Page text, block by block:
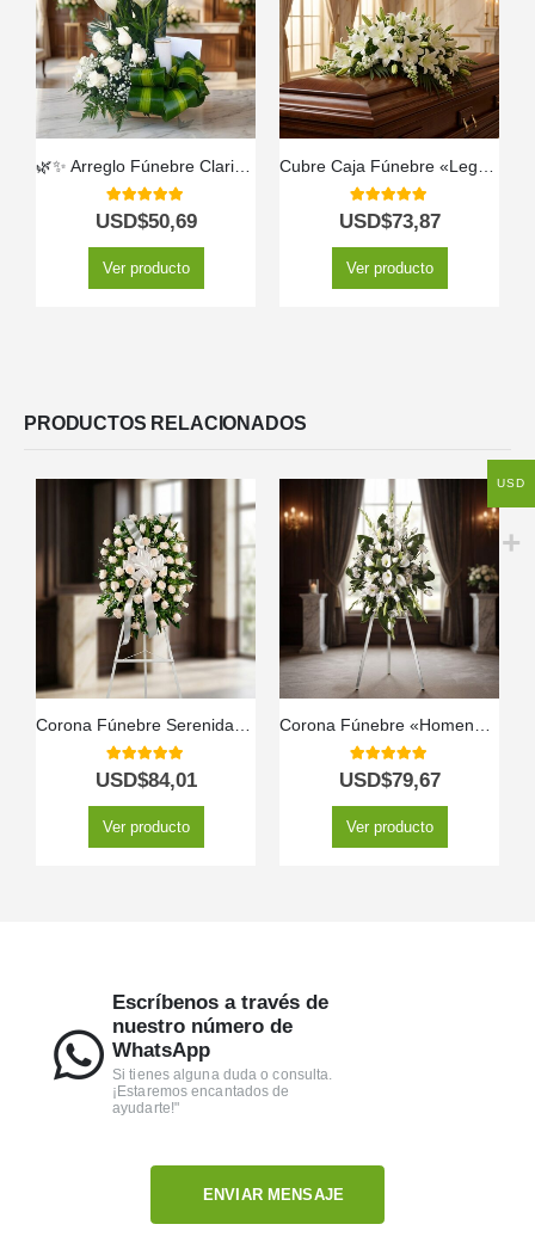
5.00 out of 5
USD$50,69
Ver producto
5.00 out of 5
USD$73,87
Ver producto
PRODUCTOS RELACIONADOS
Corona Fúnebre Serenidad: Honrando a Adrian 🤍
5.00out of 5
USD$84,01
Ver producto
Corona Fúnebre «Homenaje Guadalupe» con Envío Urgente 🕊️
5.00out of 5
USD$79,67
Ver producto
Escríbenos a través de
nuestro número de
WhatsApp
Si tienes alguna duda o consulta.
¡Estaremos encantados de
ayudarte!"
ENVIAR MENSAJE
USD